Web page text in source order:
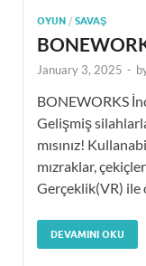
OYUN / SAVAŞ
January 3, 2025 -
BONEWORKS
Gelişmiş
mısınız!
mızraklar,
Gerçeklik(VR) ile
DEVAMINI OKU